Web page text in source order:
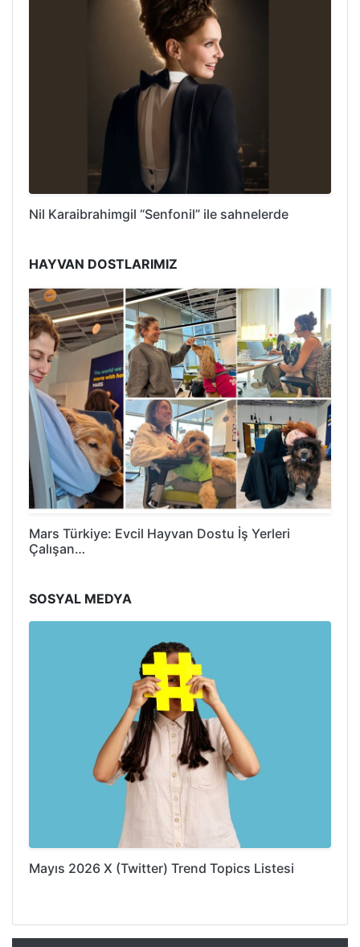
Nil Karaibrahimgil “Senfonil” ile sahnelerde
HAYVAN DOSTLARIMIZ
Mars Türkiye: Evcil Hayvan Dostu İş Yerleri
Çalışan…
SOSYAL MEDYA
Mayıs 2026 X (Twitter) Trend Topics Listesi